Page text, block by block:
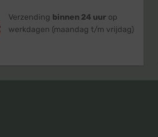
Verzending binnen 24 uurop
werkdagen (maandag t/m vrijdag)